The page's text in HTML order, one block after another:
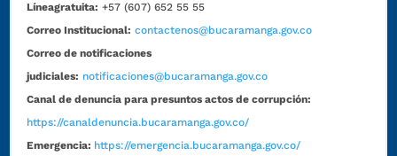
Líneagratuita: +57 (607) 652 55 55
Correo Institucional: contactenos@bucaramanga.gov.co
Correo de notificaciones
judiciales: notificaciones@bucaramanga.gov.co
Canal de denuncia para presuntos actos de corrupción:
https://canaldenuncia.bucaramanga.gov.co/
Emergencia: https://emergencia.bucaramanga.gov.co/